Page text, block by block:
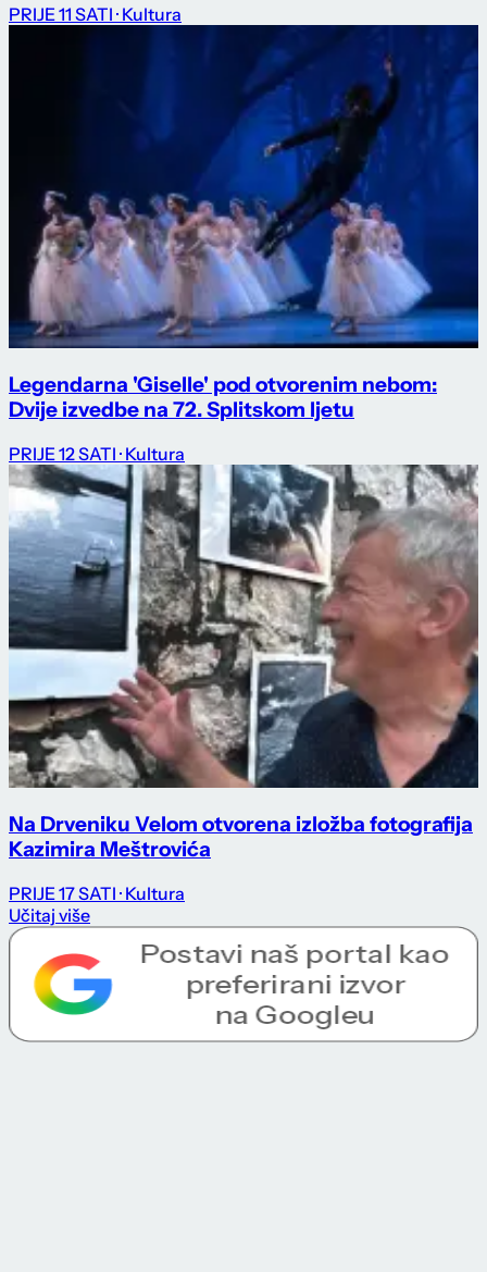
PRIJE 11 SATI · Kultura
Legendarna 'Giselle' pod otvorenim nebom:
Dvije izvedbe na 72. Splitskom ljetu
PRIJE 12 SATI · Kultura
Na Drveniku Velom otvorena izložba fotografija
Kazimira Meštrovića
PRIJE 17 SATI · Kultura
Učitaj više